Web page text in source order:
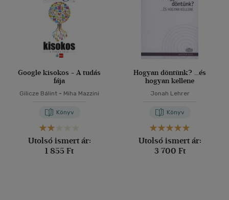
Google kisokos - A tudás
fája
Gilicze Bálint - Miha Mazzini
Könyv
Utolsó ismert ár:
1 855 Ft
Hogyan döntünk? ...és
hogyan kellene
Jonah Lehrer
Könyv
Utolsó ismert ár:
3 700 Ft